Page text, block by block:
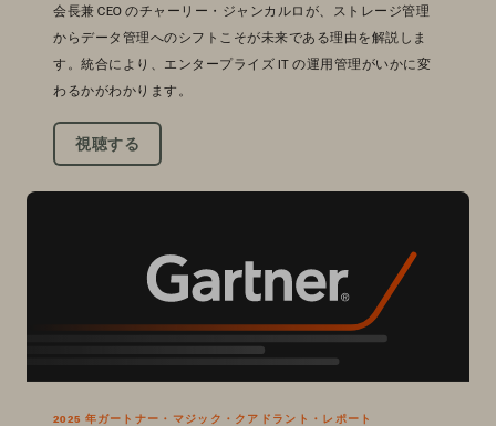
会長兼 CEO のチャーリー・ジャンカルロが、ストレージ管理
からデータ管理へのシフトこそが未来である理由を解説しま
す。統合により、エンタープライズ IT の運用管理がいかに変
わるかがわかります。
視聴する
2025 年ガートナー・マジック・クアドラント・レポート